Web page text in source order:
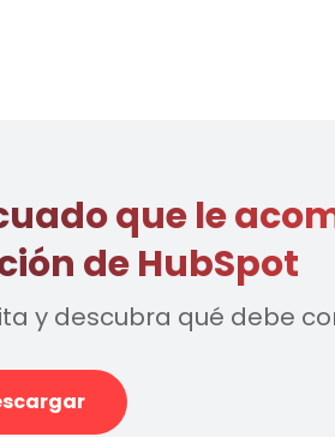
que le
de HubSpot
y descubra qué debe